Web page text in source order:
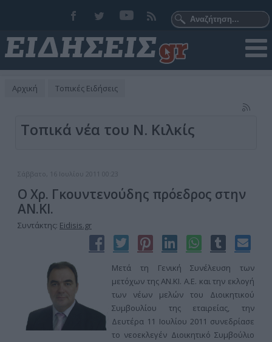
Αρχική Τοπικές Ειδήσεις
Τοπικά νέα του Ν. Κιλκίς
Σάββατο, 16 Ιουλίου 2011 00:23
Ο Χρ. Γκουντενούδης πρόεδρος στην
ΑΝ.ΚΙ.
Συντάκτης: Eidisis.gr
Μετά τη Γενική Συνέλευση των
μετόχων της ΑΝ.ΚΙ. Α.Ε. και την εκλογή
των νέων μελών του Διοικητικού
Συμβουλίου της εταιρείας, την
Δευτέρα 11 Ιουλίου 2011 συνεδρίασε
το νεοεκλεγέν Διοικητικό Συμβούλιο